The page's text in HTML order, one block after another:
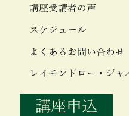
講座受講者の声
スケジュール
よくあるお問い合わせ
レイモンドロー・ジャ
講座申込